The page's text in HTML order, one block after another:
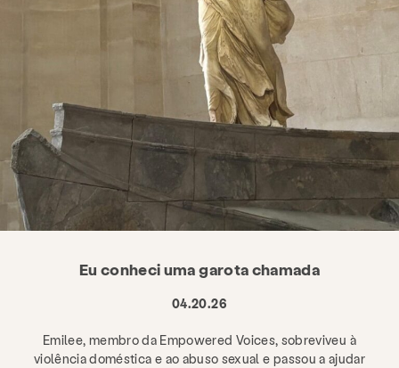
Pesquisar KCSARC
Eu conheci uma garota chamada
04.20.26
Emilee, membro da Empowered Voices, sobreviveu à
violência doméstica e ao abuso sexual e passou a ajudar